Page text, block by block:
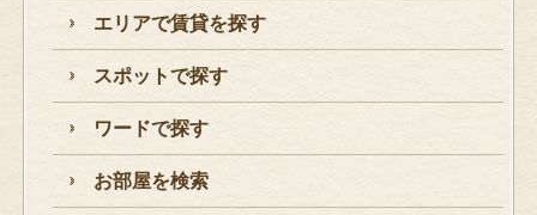
エリアで賃貸を探す
スポットで探す
ワードで探す
お部屋を検索